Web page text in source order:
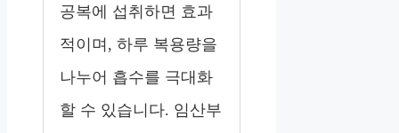
공복에 섭취하면 효과
적이며, 하루 복용량을
나누어 흡수를 극대화
할 수 있습니다. 임산부